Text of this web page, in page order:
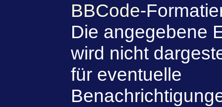
BBCode-
Die angegebene
wird nicht
für eventuelle